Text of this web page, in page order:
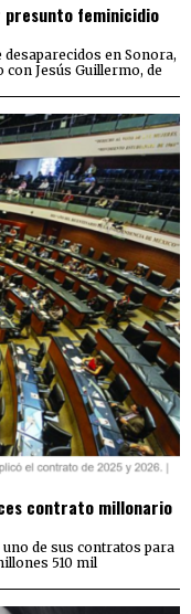
presunto feminicidio
desaparecidos en Sonora,
con Jesús Guillermo, de
contrato millonario
uno de sus contratos para
510 mil